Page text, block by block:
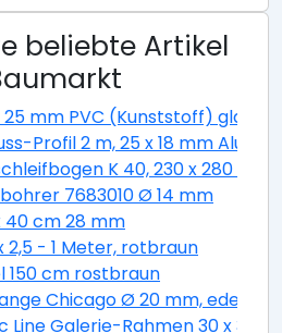
beliebte Artikel
25 mm PVC (Kunststoff) glatt
Profil 2 m, 25 x 18 mm
K 40, 230 x 280 cm
7683010 Ø 14 mm
40 cm 28 mm
2,5 - 1 Meter, rotbraun
150 cm rostbraun
Chicago Ø 20 mm,
Line Galerie-Rahmen 30 x 30